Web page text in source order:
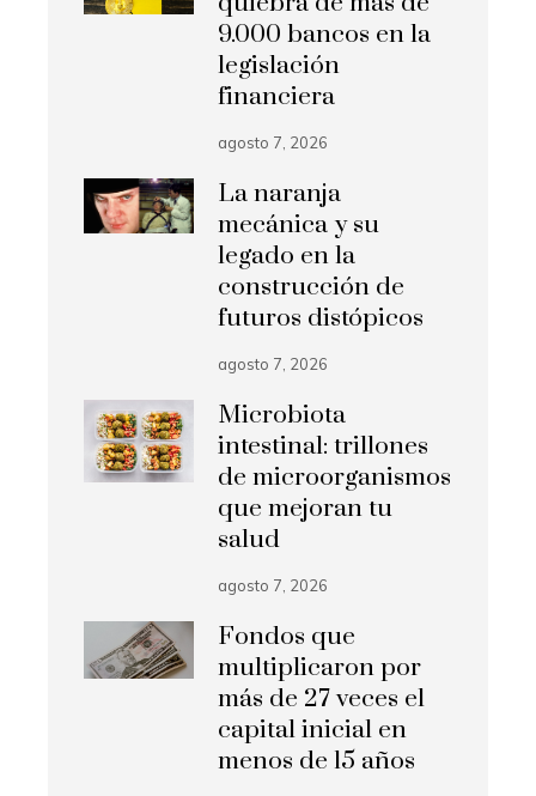
9.000 bancos en la
legislación
financiera
agosto 7, 2026
La naranja
mecánica y su
legado en la
construcción de
futuros distópicos
agosto 7, 2026
Microbiota
intestinal: trillones
de microorganismos
que mejoran tu
salud
agosto 7, 2026
Fondos que
multiplicaron por
más de 27 veces el
capital inicial en
menos de 15 años